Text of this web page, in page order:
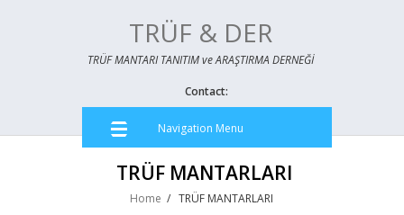
TRÜF & DER
TRÜF MANTARI TANITIM ve ARAŞTIRMA DERNEĞİ
Contact:
Navigation Menu
Home /TRÜF MANTARLARI
TRÜF MANTARLARI